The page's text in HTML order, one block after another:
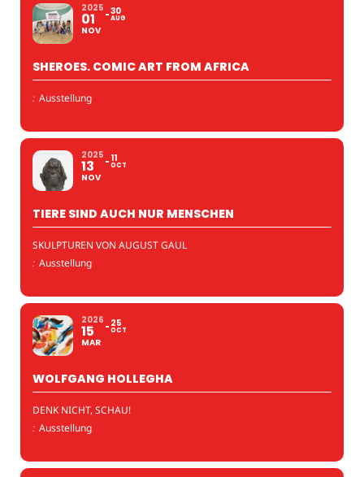
2025
01
NOV
30
AUG
SHEROES. COMIC ART FROM AFRICA
: Ausstellung
2025
13
NOV
11
OCT
TIERE SIND AUCH NUR MENSCHEN
SKULPTUREN VON AUGUST GAUL
: Ausstellung
2026
15
MAR
25
OCT
WOLFGANG HOLLEGHA
DENK NICHT, SCHAU!
: Ausstellung